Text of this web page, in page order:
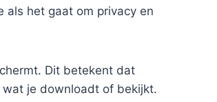
als het gaat om privacy en
Dit betekent dat
je downloadt of bekijkt.